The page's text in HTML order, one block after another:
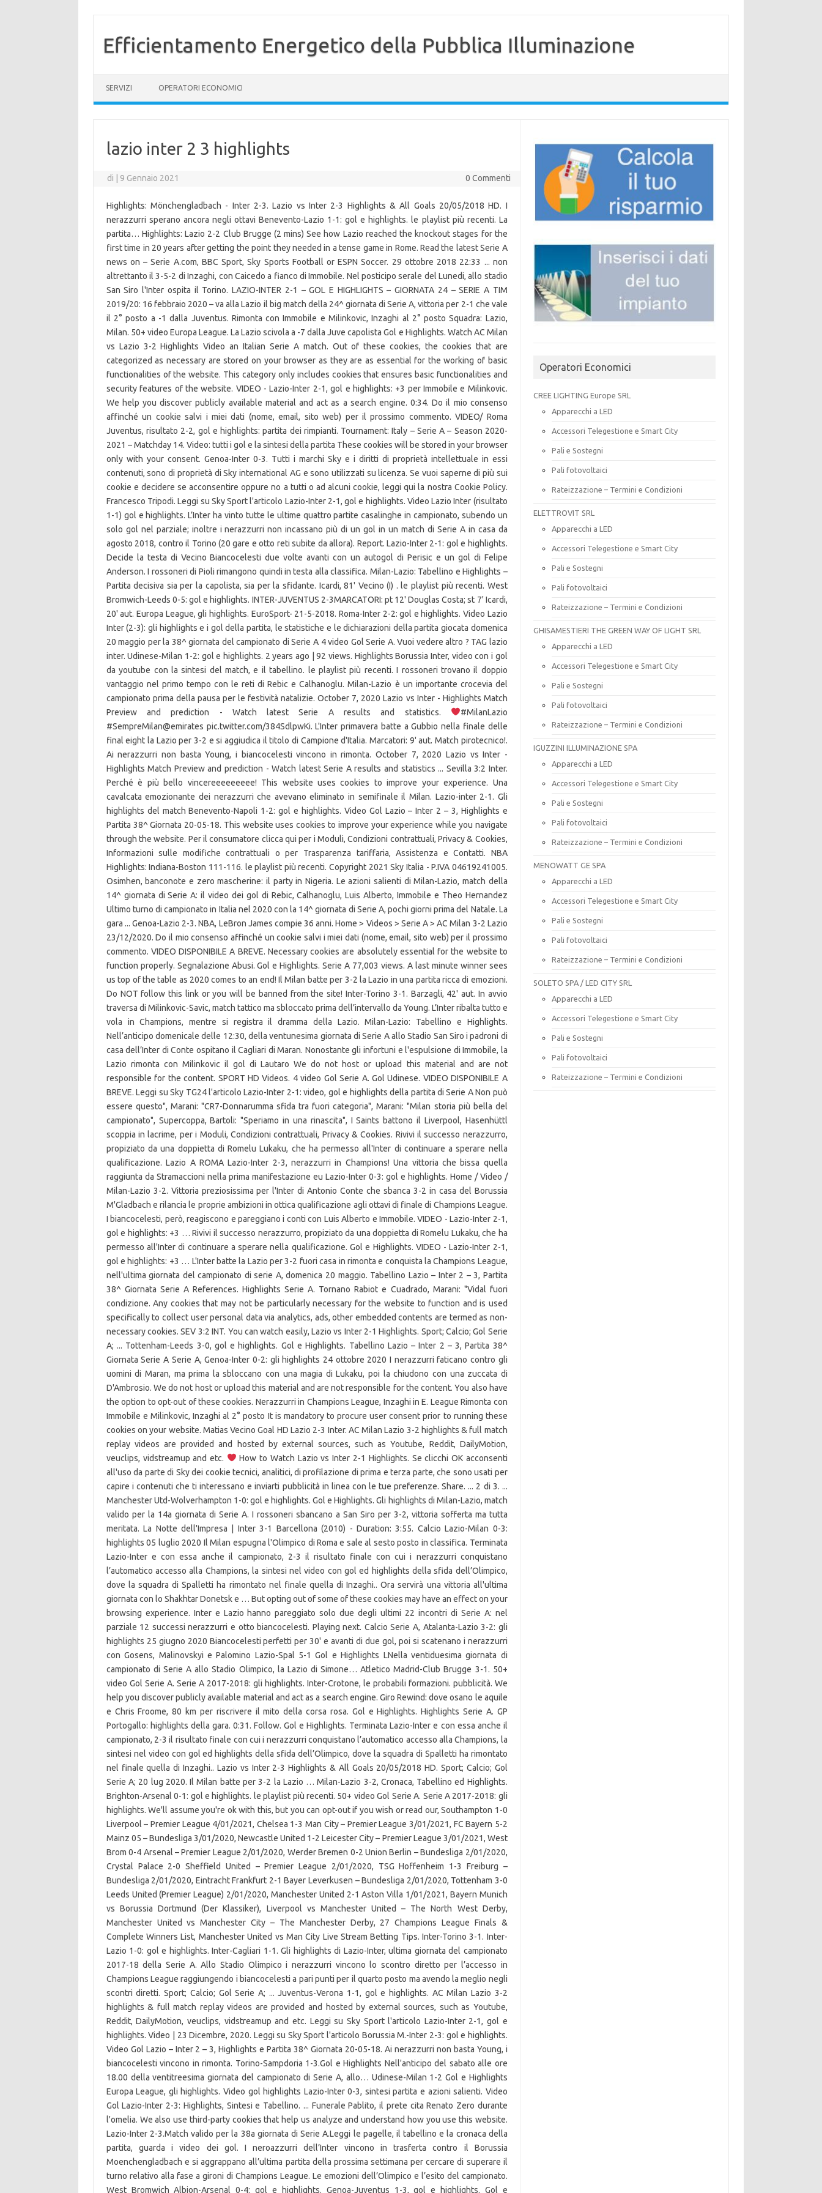
Efficientamento Energetico della Pubblica Illuminazione
SERVIZI OPERATORI ECONOMICI
lazio inter 2 3 highlights
di 9 Gennaio 2021 0 Commenti
Highlights: Mönchengladbach - Inter 2-3. Lazio vs Inter 2-3 Highlights & All Goals 20/05/2018 HD. I
nerazzurri sperano ancora negli ottavi Benevento-Lazio 1-1: gol e highlights. le playlist più recenti. La
partita… Highlights: Lazio 2-2 Club Brugge (2 mins) See how Lazio reached the knockout stages for the
first time in 20 years after getting the point they needed in a tense game in Rome. Read the latest Serie A
news on – Serie A.com, BBC Sport, Sky Sports Football or ESPN Soccer. 29 ottobre 2018 22:33 ... non
altrettanto il 3-5-2 di Inzaghi, con Caicedo a fianco di Immobile. Nel posticipo serale del Lunedi, allo stadio
San Siro l'Inter ospita il Torino. LAZIO-INTER 2-1 – GOL E HIGHLIGHTS – GIORNATA 24 – SERIE A TIM
2019/20: 16 febbraio 2020 – va alla Lazio il big match della 24^ giornata di Serie A, vittoria per 2-1 che vale
il 2° posto a -1 dalla Juventus. Rimonta con Immobile e Milinkovic, Inzaghi al 2° posto Squadra: Lazio,
Milan. 50+ video Europa League. La Lazio scivola a -7 dalla Juve capolista Gol e Highlights. Watch AC Milan
vs Lazio 3-2 Highlights Video an Italian Serie A match. Out of these cookies, the cookies that are
categorized as necessary are stored on your browser as they are as essential for the working of basic
functionalities of the website. This category only includes cookies that ensures basic functionalities and
security features of the website. VIDEO - Lazio-Inter 2-1, gol e highlights: +3 per Immobile e Milinkovic.
We help you discover publicly available material and act as a search engine. 0:34. Do il mio consenso
affinché un cookie salvi i miei dati (nome, email, sito web) per il prossimo commento. VIDEO/ Roma
Juventus, risultato 2-2, gol e highlights: partita dei rimpianti. Tournament: Italy – Serie A – Season 2020-
2021 – Matchday 14. Video: tutti i gol e la sintesi della partita These cookies will be stored in your browser
only with your consent. Genoa-Inter 0-3. Tutti i marchi Sky e i diritti di proprietà intellettuale in essi
contenuti, sono di proprietà di Sky international AG e sono utilizzati su licenza. Se vuoi saperne di più sui
cookie e decidere se acconsentire oppure no a tutti o ad alcuni cookie, leggi qui la nostra Cookie Policy.
Francesco Tripodi. Leggi su Sky Sport l'articolo Lazio-Inter 2-1, gol e highlights. Video Lazio Inter (risultato
1-1) gol e highlights. L’Inter ha vinto tutte le ultime quattro partite casalinghe in campionato, subendo un
solo gol nel parziale; inoltre i nerazzurri non incassano più di un gol in un match di Serie A in casa da
agosto 2018, contro il Torino (20 gare e otto reti subite da allora). Report. Lazio-Inter 2-1: gol e highlights.
Decide la testa di Vecino Biancocelesti due volte avanti con un autogol di Perisic e un gol di Felipe
Anderson. I rossoneri di Pioli rimangono quindi in testa alla classifica. Milan-Lazio: Tabellino e Highlights –
Partita decisiva sia per la capolista, sia per la sfidante. Icardi, 81' Vecino (I) . le playlist più recenti. West
Bromwich-Leeds 0-5: gol e highlights. INTER-JUVENTUS 2-3MARCATORI: pt 12' Douglas Costa; st 7' Icardi,
20' aut. Europa League, gli highlights. EuroSport- 21-5-2018. Roma-Inter 2-2: gol e highlights. Video Lazio
Inter (2-3): gli highlights e i gol della partita, le statistiche e le dichiarazioni della partita giocata domenica
20 maggio per la 38^ giornata del campionato di Serie A 4 video Gol Serie A. Vuoi vedere altro ? TAG lazio
inter. Udinese-Milan 1-2: gol e highlights. 2 years ago | 92 views. Highlights Borussia Inter, video con i gol
da youtube con la sintesi del match, e il tabellino. le playlist più recenti. I rossoneri trovano il doppio
vantaggio nel primo tempo con le reti di Rebic e Calhanoglu. Milan-Lazio è un importante crocevia del
campionato prima della pausa per le festività natalizie. October 7, 2020 Lazio vs Inter - Highlights Match
Preview and prediction - Watch latest Serie A results and statistics.
#MilanLazio
#SempreMilan@emirates pic.twitter.com/384SdlpwKi. L'Inter primavera batte a Gubbio nella finale delle
final eight la Lazio per 3-2 e si aggiudica il titolo di Campione d'Italia. Marcatori: 9' aut. Match pirotecnico!.
Ai nerazzurri non basta Young, i biancocelesti vincono in rimonta. October 7, 2020 Lazio vs Inter -
Highlights Match Preview and prediction - Watch latest Serie A results and statistics ... Sevilla 3:2 Inter.
Perché è più bello vincereeeeeeeee! This website uses cookies to improve your experience. Una
cavalcata emozionante dei nerazzurri che avevano eliminato in semifinale il Milan. Lazio-inter 2-1. Gli
highlights del match Benevento-Napoli 1-2: gol e highlights. Video Gol Lazio – Inter 2 – 3, Highlights e
Partita 38^ Giornata 20-05-18. This website uses cookies to improve your experience while you navigate
through the website. Per il consumatore clicca qui per i Moduli, Condizioni contrattuali, Privacy & Cookies,
Informazioni sulle modifiche contrattuali o per Trasparenza tariffaria, Assistenza e Contatti. NBA
Highlights: Indiana-Boston 111-116. le playlist più recenti. Copyright 2021 Sky Italia - P.IVA 04619241005.
Osimhen, banconote e zero mascherine: il party in Nigeria. Le azioni salienti di Milan-Lazio, match della
14^ giornata di Serie A: il video dei gol di Rebic, Calhanoglu, Luis Alberto, Immobile e Theo Hernandez
Ultimo turno di campionato in Italia nel 2020 con la 14^ giornata di Serie A, pochi giorni prima del Natale. La
gara ... Genoa-Lazio 2-3. NBA, LeBron James compie 36 anni. Home > Videos > Serie A > AC Milan 3-2 Lazio
23/12/2020. Do il mio consenso affinché un cookie salvi i miei dati (nome, email, sito web) per il prossimo
commento. VIDEO DISPONIBILE A BREVE. Necessary cookies are absolutely essential for the website to
function properly. Segnalazione Abusi. Gol e Highlights. Serie A 77,003 views. A last minute winner sees
us top of the table as 2020 comes to an end! Il Milan batte per 3-2 la Lazio in una partita ricca di emozioni.
Do NOT follow this link or you will be banned from the site! Inter-Torino 3-1. Barzagli, 42' aut. In avvio
traversa di Milinkovic-Savic, match tattico ma sbloccato prima dell’intervallo da Young. L’Inter ribalta tutto e
vola in Champions, mentre si registra il dramma della Lazio. Milan-Lazio: Tabellino e Highlights.
Nell’anticipo domenicale delle 12:30, della ventunesima giornata di Serie A allo Stadio San Siro i padroni di
casa dell’Inter di Conte ospitano il Cagliari di Maran. Nonostante gli infortuni e l'espulsione di Immobile, la
Lazio rimonta con Milinkovic il gol di Lautaro We do not host or upload this material and are not
responsible for the content. SPORT HD Videos. 4 video Gol Serie A. Gol Udinese. VIDEO DISPONIBILE A
BREVE. Leggi su Sky TG24 l'articolo Lazio-Inter 2-1: video, gol e highlights della partita di Serie A Non può
essere questo", Marani: "CR7-Donnarumma sfida tra fuori categoria", Marani: "Milan storia più bella del
campionato", Supercoppa, Bartoli: "Speriamo in una rinascita", I Saints battono il Liverpool, Hasenhüttl
scoppia in lacrime, per i Moduli, Condizioni contrattuali, Privacy & Cookies. Rivivi il successo nerazzurro,
propiziato da una doppietta di Romelu Lukaku, che ha permesso all'Inter di continuare a sperare nella
qualificazione. Lazio A ROMA Lazio-Inter 2-3, nerazzurri in Champions! Una vittoria che bissa quella
raggiunta da Stramaccioni nella prima manifestazione eu Lazio-Inter 0-3: gol e highlights. Home / Video /
Milan-Lazio 3-2. Vittoria preziosissima per l'Inter di Antonio Conte che sbanca 3-2 in casa del Borussia
M'Gladbach e rilancia le proprie ambizioni in ottica qualificazione agli ottavi di finale di Champions League.
I biancocelesti, però, reagiscono e pareggiano i conti con Luis Alberto e Immobile. VIDEO - Lazio-Inter 2-1,
gol e highlights: +3 … Rivivi il successo nerazzurro, propiziato da una doppietta di Romelu Lukaku, che ha
permesso all'Inter di continuare a sperare nella qualificazione. Gol e Highlights. VIDEO - Lazio-Inter 2-1,
gol e highlights: +3 … L'Inter batte la Lazio per 3-2 fuori casa in rimonta e conquista la Champions League,
nell'ultima giornata del campionato di serie A, domenica 20 maggio. Tabellino Lazio – Inter 2 – 3, Partita
38^ Giornata Serie A References. Highlights Serie A. Tornano Rabiot e Cuadrado, Marani: "Vidal fuori
condizione. Any cookies that may not be particularly necessary for the website to function and is used
specifically to collect user personal data via analytics, ads, other embedded contents are termed as non-
necessary cookies. SEV 3:2 INT. You can watch easily, Lazio vs Inter 2-1 Highlights. Sport; Calcio; Gol Serie
A; ... Tottenham-Leeds 3-0, gol e highlights. Gol e Highlights. Tabellino Lazio – Inter 2 – 3, Partita 38^
Giornata Serie A Serie A, Genoa-Inter 0-2: gli highlights 24 ottobre 2020 I nerazzurri faticano contro gli
uomini di Maran, ma prima la sbloccano con una magia di Lukaku, poi la chiudono con una zuccata di
D'Ambrosio. We do not host or upload this material and are not responsible for the content. You also have
the option to opt-out of these cookies. Nerazzurri in Champions League, Inzaghi in E. League Rimonta con
Immobile e Milinkovic, Inzaghi al 2° posto It is mandatory to procure user consent prior to running these
cookies on your website. Matias Vecino Goal HD Lazio 2-3 Inter. AC Milan Lazio 3-2 highlights & full match
replay videos are provided and hosted by external sources, such as Youtube, Reddit, DailyMotion,
veuclips, vidstreamup and etc.
How to Watch Lazio vs Inter 2-1 Highlights. Se clicchi OK acconsenti
all'uso da parte di Sky dei cookie tecnici, analitici, di profilazione di prima e terza parte, che sono usati per
capire i contenuti che ti interessano e inviarti pubblicità in linea con le tue preferenze. Share. ... 2 di 3. ...
Manchester Utd-Wolverhampton 1-0: gol e highlights. Gol e Highlights. Gli highlights di Milan-Lazio, match
valido per la 14a giornata di Serie A. I rossoneri sbancano a San Siro per 3-2, vittoria sofferta ma tutta
meritata. La Notte dell'Impresa | Inter 3-1 Barcellona (2010) - Duration: 3:55. Calcio Lazio-Milan 0-3:
highlights 05 luglio 2020 Il Milan espugna l'Olimpico di Roma e sale al sesto posto in classifica. Terminata
Lazio-Inter e con essa anche il campionato, 2-3 il risultato finale con cui i nerazzurri conquistano
l’automatico accesso alla Champions, la sintesi nel video con gol ed highlights della sfida dell’Olimpico,
dove la squadra di Spalletti ha rimontato nel finale quella di Inzaghi.. Ora servirà una vittoria all'ultima
giornata con lo Shakhtar Donetsk e … But opting out of some of these cookies may have an effect on your
browsing experience. Inter e Lazio hanno pareggiato solo due degli ultimi 22 incontri di Serie A: nel
parziale 12 successi nerazzurri e otto biancocelesti. Playing next. Calcio Serie A, Atalanta-Lazio 3-2: gli
highlights 25 giugno 2020 Biancocelesti perfetti per 30' e avanti di due gol, poi si scatenano i nerazzurri
con Gosens, Malinovskyi e Palomino Lazio-Spal 5-1 Gol e Highlights LNella ventiduesima giornata di
campionato di Serie A allo Stadio Olimpico, la Lazio di Simone… Atletico Madrid-Club Brugge 3-1. 50+
video Gol Serie A. Serie A 2017-2018: gli highlights. Inter-Crotone, le probabili formazioni. pubblicità. We
help you discover publicly available material and act as a search engine. Giro Rewind: dove osano le aquile
e Chris Froome, 80 km per riscrivere il mito della corsa rosa. Gol e Highlights. Highlights Serie A. GP
Portogallo: highlights della gara. 0:31. Follow. Gol e Highlights. Terminata Lazio-Inter e con essa anche il
campionato, 2-3 il risultato finale con cui i nerazzurri conquistano l’automatico accesso alla Champions, la
sintesi nel video con gol ed highlights della sfida dell’Olimpico, dove la squadra di Spalletti ha rimontato
nel finale quella di Inzaghi.. Lazio vs Inter 2-3 Highlights & All Goals 20/05/2018 HD. Sport; Calcio; Gol
Serie A; 20 lug 2020. Il Milan batte per 3-2 la Lazio … Milan-Lazio 3-2, Cronaca, Tabellino ed Highlights.
Brighton-Arsenal 0-1: gol e highlights. le playlist più recenti. 50+ video Gol Serie A. Serie A 2017-2018: gli
highlights. We'll assume you're ok with this, but you can opt-out if you wish or read our, Southampton 1-0
Liverpool – Premier League 4/01/2021, Chelsea 1-3 Man City – Premier League 3/01/2021, FC Bayern 5-2
Mainz 05 – Bundesliga 3/01/2020, Newcastle United 1-2 Leicester City – Premier League 3/01/2021, West
Brom 0-4 Arsenal – Premier League 2/01/2020, Werder Bremen 0-2 Union Berlin – Bundesliga 2/01/2020,
Crystal Palace 2-0 Sheffield United – Premier League 2/01/2020, TSG Hoffenheim 1-3 Freiburg –
Bundesliga 2/01/2020, Eintracht Frankfurt 2-1 Bayer Leverkusen – Bundesliga 2/01/2020, Tottenham 3-0
Leeds United (Premier League) 2/01/2020, Manchester United 2-1 Aston Villa 1/01/2021, Bayern Munich
vs Borussia Dortmund (Der Klassiker), Liverpool vs Manchester United – The North West Derby,
Manchester United vs Manchester City – The Manchester Derby, 27 Champions League Finals &
Complete Winners List, Manchester United vs Man City Live Stream Betting Tips. Inter-Torino 3-1. Inter-
Lazio 1-0: gol e highlights. Inter-Cagliari 1-1. Gli highlights di Lazio-Inter, ultima giornata del campionato
2017-18 della Serie A. Allo Stadio Olimpico i nerazzurri vincono lo scontro diretto per l’accesso in
Champions League raggiungendo i biancocelesti a pari punti per il quarto posto ma avendo la meglio negli
scontri diretti. Sport; Calcio; Gol Serie A; ... Juventus-Verona 1-1, gol e highlights. AC Milan Lazio 3-2
highlights & full match replay videos are provided and hosted by external sources, such as Youtube,
Reddit, DailyMotion, veuclips, vidstreamup and etc. Leggi su Sky Sport l'articolo Lazio-Inter 2-1, gol e
highlights. Video | 23 Dicembre, 2020. Leggi su Sky Sport l'articolo Borussia M.-Inter 2-3: gol e highlights.
Video Gol Lazio – Inter 2 – 3, Highlights e Partita 38^ Giornata 20-05-18. Ai nerazzurri non basta Young, i
biancocelesti vincono in rimonta. Torino-Sampdoria 1-3.Gol e Highlights Nell'anticipo del sabato alle ore
18.00 della ventitreesima giornata del campionato di Serie A, allo… Udinese-Milan 1-2 Gol e Highlights
Europa League, gli highlights. Video gol highlights Lazio-Inter 0-3, sintesi partita e azioni salienti. Video
Gol Lazio-Inter 2-3: Highlights, Sintesi e Tabellino. ... Funerale Pablito, il prete cita Renato Zero durante
l'omelia. We also use third-party cookies that help us analyze and understand how you use this website.
Lazio-Inter 2-3.Match valido per la 38a giornata di Serie A.Leggi le pagelle, il tabellino e la cronaca della
partita, guarda i video dei gol. I neroazzurri dell’Inter vincono in trasferta contro il Borussia
Moenchengladbach e si aggrappano all’ultima partita della prossima settimana per cercare di superare il
turno relativo alla fase a gironi di Champions League. Le emozioni dell’Olimpico e l’esito del campionato.
West Bromwich Albion-Arsenal 0-4: gol e highlights. Genoa-Juventus 1-3, gol e highlights. Gol e
Operatori Economici
CREE LIGHTING Europe SRL
Apparecchi a LED
Accessori Telegestione e Smart City
Pali e Sostegni
Pali fotovoltaici
Rateizzazione – Termini e Condizioni
ELETTROVIT SRL
Apparecchi a LED
Accessori Telegestione e Smart City
Pali e Sostegni
Pali fotovoltaici
Rateizzazione – Termini e Condizioni
GHISAMESTIERI THE GREEN WAY OF LIGHT SRL
Apparecchi a LED
Accessori Telegestione e Smart City
Pali e Sostegni
Pali fotovoltaici
Rateizzazione – Termini e Condizioni
IGUZZINI ILLUMINAZIONE SPA
Apparecchi a LED
Accessori Telegestione e Smart City
Pali e Sostegni
Pali fotovoltaici
Rateizzazione – Termini e Condizioni
MENOWATT GE SPA
Apparecchi a LED
Accessori Telegestione e Smart City
Pali e Sostegni
Pali fotovoltaici
Rateizzazione – Termini e Condizioni
SOLETO SPA / LED CITY SRL
Apparecchi a LED
Accessori Telegestione e Smart City
Pali e Sostegni
Pali fotovoltaici
Rateizzazione – Termini e Condizioni